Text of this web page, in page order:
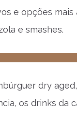
e opções
e smashes.
dry
os drinks da